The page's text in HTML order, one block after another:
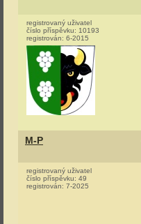
registrovaný uživatel
číslo příspěvku: 10193
registrován: 6-2015
M-P
registrovaný uživatel
číslo příspěvku: 49
registrován: 7-2025